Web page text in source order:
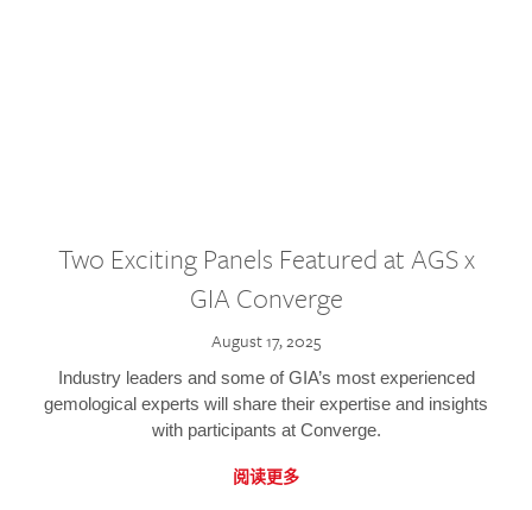
Two Exciting Panels Featured at AGS x
GIA Converge
August 17, 2025
Industry leaders and some of GIA’s most experienced
gemological experts will share their expertise and insights
with participants at Converge.
阅读更多